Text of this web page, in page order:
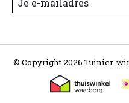
© Copyright 2026 Tuinier-